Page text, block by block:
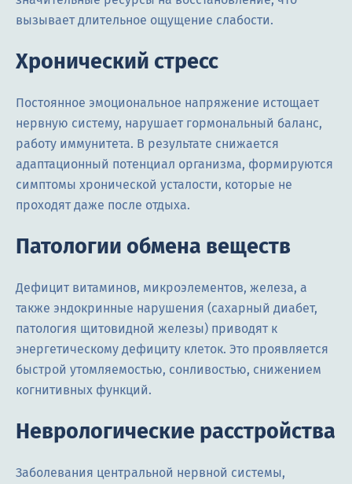
вызывает длительное ощущение слабости.
Хронический стресс
Постоянное эмоциональное напряжение истощает
нервную систему, нарушает гормональный баланс,
работу иммунитета. В результате снижается
адаптационный потенциал организма, формируются
симптомы хронической усталости, которые не
проходят даже после отдыха.
Патологии обмена веществ
Дефицит витаминов, микроэлементов, железа, а
также эндокринные нарушения (сахарный диабет,
патология щитовидной железы) приводят к
энергетическому дефициту клеток. Это проявляется
быстрой утомляемостью, сонливостью, снижением
когнитивных функций.
Неврологические расстройства
Заболевания центральной нервной системы,